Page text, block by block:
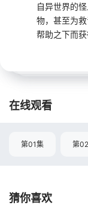
自异世界的
物，甚至为
帮助之下而
在线观看
第01集 第
猜你喜欢